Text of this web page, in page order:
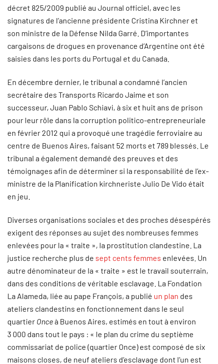
décret 825/2009 publié au Journal officiel, avec les
signatures de l’ancienne présidente Cristina Kirchner et
son ministre de la Défense Nilda Garré. D’importantes
cargaisons de drogues en provenance d’Argentine ont été
saisies dans les ports du Portugal et du Canada.
En décembre dernier, le tribunal a condamné l’ancien
secrétaire des Transports Ricardo Jaime et son
successeur, Juan Pablo Schiavi, à six et huit ans de prison
pour leur rôle dans la corruption politico-entrepreneuriale
en février 2012 qui a provoqué une tragédie ferroviaire au
centre de Buenos Aires, faisant 52 morts et 789 blessés. Le
tribunal a également demandé des preuves et des
témoignages afin de déterminer si la responsabilité de l’ex-
ministre de la Planification kirchneriste Julio De Vido était
en jeu.
Diverses organisations sociales et des proches désespérés
exigent des réponses au sujet des nombreuses femmes
enlevées pour la « traite », la prostitution clandestine. La
justice recherche plus de sept cents femmes enlevées. Un
autre dénominateur de la « traite » est le travail souterrain,
dans des conditions de véritable esclavage. La Fondation
La Alameda, liée au pape François, a publié un plan des
ateliers clandestins en fonctionnement dans le seul
quartier Onceà Buenos Aires, estimés en tout à environ
3 000 dans tout le pays : « le plan du crime du septième
commissariat de police (quartier Once) est composé de six
maisons closes, de neuf ateliers d’esclavage dont l’un est